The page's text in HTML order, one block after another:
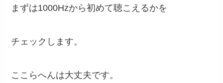
まずは1000Hzから初めて聴こえるかを
チェックします。
ここらへんは大丈夫です。